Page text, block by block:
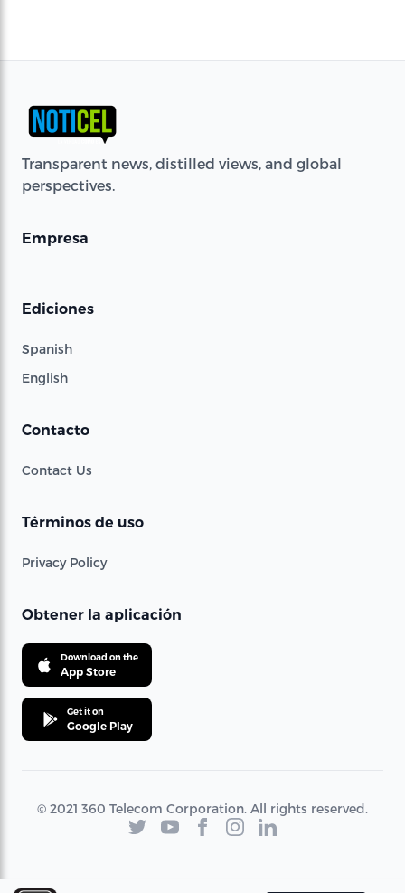
Transparent news, distilled views, and global
perspectives.
Empresa
Ediciones
Spanish
English
Contacto
Contact Us
Términos de uso
Privacy Policy
Obtener la aplicación
Download on the
App Store
Get it on
Google Play
© 2021 360 Telecom Corporation. All rights reserved.